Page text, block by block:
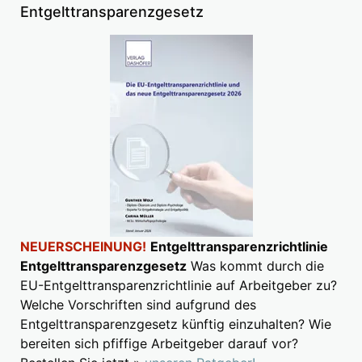
Entgelttransparenzgesetz
NEUERSCHEINUNG! Entgelttransparenzrichtlinie
Entgelttransparenzgesetz Was kommt durch die
EU-Entgelttransparenzrichtlinie auf Arbeitgeber zu?
Welche Vorschriften sind aufgrund des
Entgelttransparenzgesetz künftig einzuhalten? Wie
bereiten sich pfiffige Arbeitgeber darauf vor?